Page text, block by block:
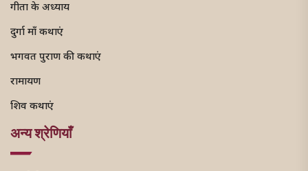
गीता के अध्याय
दुर्गा माँ कथाएं
भगवत पुराण की कथाएं
रामायण
शिव कथाएं
अन्य श्रेणियाँ